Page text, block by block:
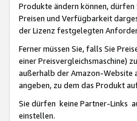
Produkte ändern können, dürfen
Preisen und Verfügbarkeit
der Lizenz festgelegten
Ferner müssen Sie, falls Sie
einer Preisvergleichsmaschine)
außerhalb der Amazon-Website
angeben, zu dem das Produkt
Sie dürfen keine Partner-Links
einstellen.